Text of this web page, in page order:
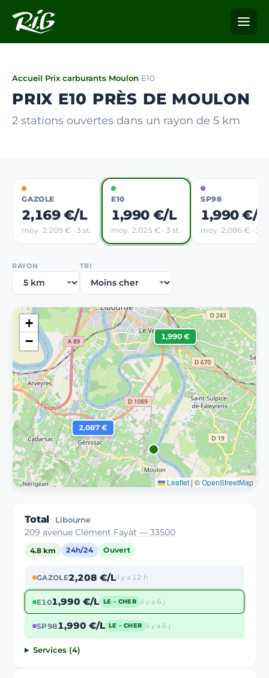
Accueil/Prix carburants/Moulon/E10
PRIX E10 PRÈS DE MOULON
2 stations ouvertes dans un rayon de 5 km
GAZOLE
2,169 €/L
moy. 2,209 € · 3 st.
E10
1,990 €/L
moy. 2,025 € · 3 st.
SP98
1,990 €/L
moy. 2,086 € · 3
RAYON TRI
1,990 €
2,087 €
+
−
Leaflet | ©OpenStreetMap
Total Libourne
209 avenue Clément Fayat — 33500
4.8 km 24h/24 Ouvert
GAZOLE2,208 €/Lil y a 12 h
E101,990 €/L LE - CHER il y a 6 j
SP981,990 €/L LE - CHER il y a 6 j
Services (4)